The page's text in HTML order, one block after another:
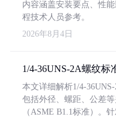
内容涵盖安装要点、性
程技术人员参考。
2026年8月4日
1/4-36UNS-2A螺纹标
本文详细解析1/4-
包括外径、螺距、公差
（ASME B1.1标准）。